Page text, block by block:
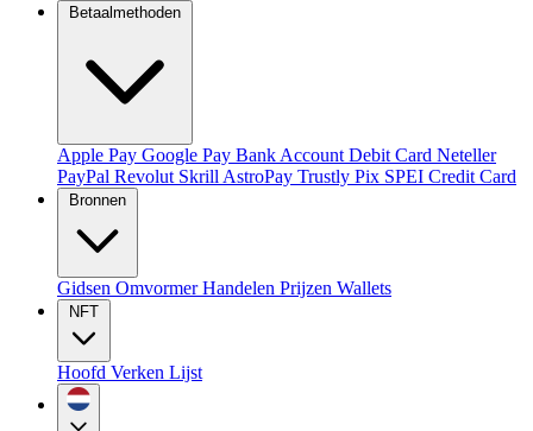
Betaalmethoden
Apple Pay Google Pay Bank Account Debit Card Neteller
PayPal Revolut Skrill AstroPay Trustly Pix SPEI Credit Card
Bronnen
Gidsen OmvormerHandelen Prijzen Wallets
NFT
Hoofd Verken Lijst